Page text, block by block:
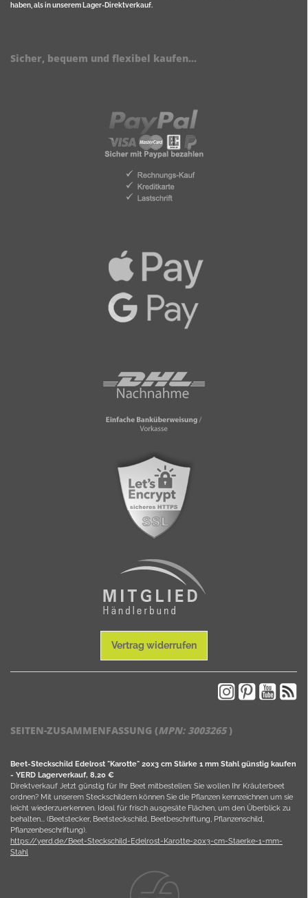
haben, als in unserem Lager-Direktverkauf.
Sicher, bequem und flexibel kaufen...
Vertrag widerrufen
SEITEN-ZUSAMMENFASSUNG (MPN: 3003265)
Beet-Steckschild Edelrost "Karotte" 20x3 cm Stärke 1 mm Stahl günstig kaufen
- YERD Lagerverkauf, 8,20 €
Direktverkauf Jetzt günstig für Ihr Beet mitbestellen: Sie wollen Ihr Kräuterbeet
ordnen? Mit unserem Steckschildern können Sie die Pflanzen kennzeichnen um sie
leicht wiederzuerkennen. Ideal für frisch ausgesäte Flächen, um den Überblick zu
behalten... (Beetstecker, Beetsteckschild, Beetbeschriftung, Pflanzenschild,
Pflanzenbeschriftung).
https://yerd.de/Beet-Steckschild-Edelrost-Karotte-20x3-cm-Staerke-1-mm-
Stahl